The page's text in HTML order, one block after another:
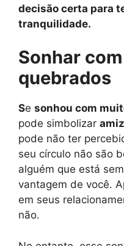
decisão certa para
tranquilidade.
Sonhar
quebrados
Se sonhou com
pode simbolizar
pode não ter
seu círculo não são
alguém que está
vantagem de você.
em seus
não.